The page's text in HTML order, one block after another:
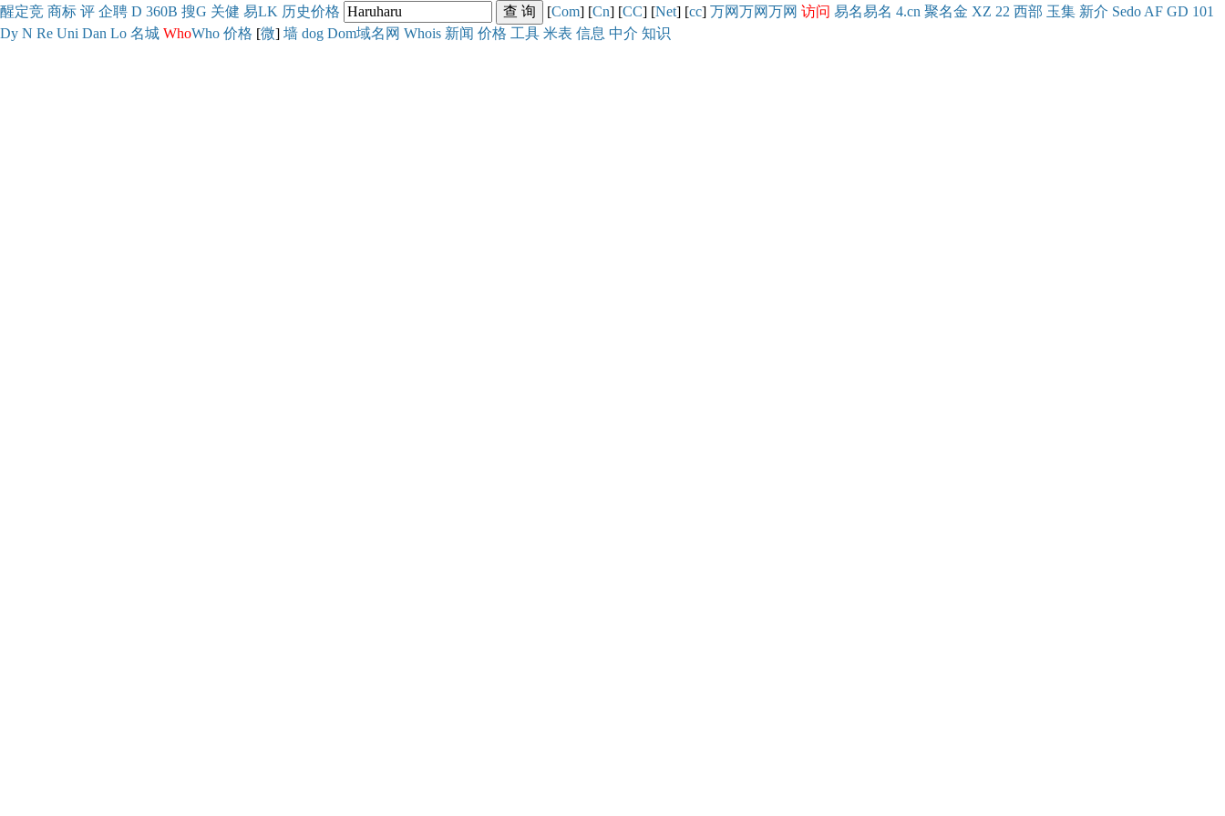
醒定竞 商标 评 企聘 D 360B 搜G 关健 易LK 历史价格 [Com] [Cn] [CC] [Net] [cc] 万网万网万网 访问 易名易名 4.cn 聚名金 XZ 22 西部 玉集 新介 Sedo AF GD 101
Dy N Re Uni Dan Lo 名城 WhoWho 价格 [微] 墙 dog Dom域名网 Whois 新闻 价格 工具 米表 信息 中介 知识